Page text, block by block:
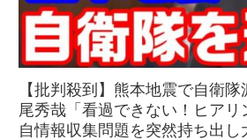
【批判殺到】熊本地震で自衛
尾秀哉「看過できない！ヒアリ
自情報収集問題を突然持ち出し